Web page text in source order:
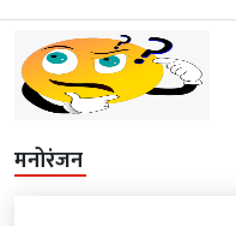
मनोरंजन